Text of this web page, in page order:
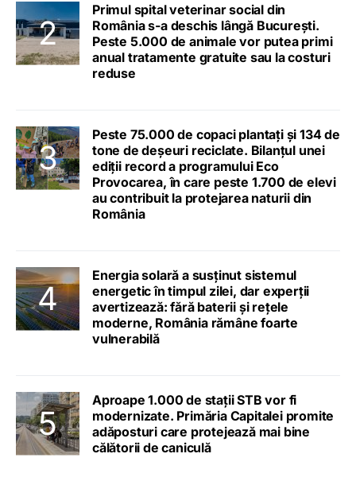
Primul spital veterinar social din
România s-a deschis lângă București.
Peste 5.000 de animale vor putea primi
anual tratamente gratuite sau la costuri
reduse
Peste 75.000 de copaci plantați și 134 de
tone de deșeuri reciclate. Bilanțul unei
ediții record a programului Eco
Provocarea, în care peste 1.700 de elevi
au contribuit la protejarea naturii din
România
Energia solară a susținut sistemul
energetic în timpul zilei, dar experții
avertizează: fără baterii și rețele
moderne, România rămâne foarte
vulnerabilă
Aproape 1.000 de stații STB vor fi
modernizate. Primăria Capitalei promite
adăposturi care protejează mai bine
călătorii de caniculă